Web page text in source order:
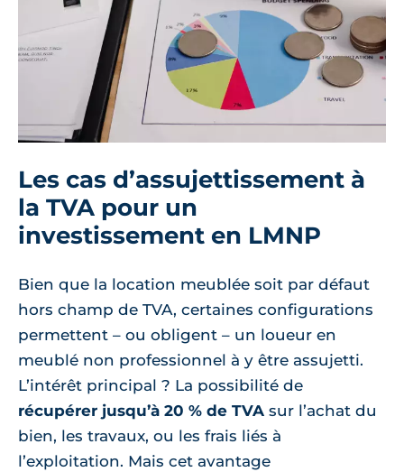
Les cas d’assujettissement à
la TVA pour un
investissement en LMNP
Bien que la location meublée soit par défaut
hors champ de TVA, certaines configurations
permettent – ou obligent – un loueur en
meublé non professionnel à y être assujetti.
L’intérêt principal ? La possibilité de
récupérer jusqu’à 20 % de TVA sur l’achat du
bien, les travaux, ou les frais liés à
l’exploitation. Mais cet avantage